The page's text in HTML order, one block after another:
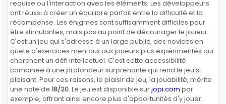
requise ou l'interaction avec les éléments. Les développeurs
ont réussi à créer un équilibre parfait entre la difficulté et la
récompense. Les énigmes sont suffisamment difficiles pour
être stimulantes, mais pas au point de décourager le joueur.
C'est un jeu qui s'adresse à un large public, des novices en
quête d'exercices mentaux aux joueurs plus expérimentés qui
cherchent un défi intellectuel. C'est cette accessibilité
combinée à une profondeur surprenante qui rend le jeu si
plaisant. Pour ces raisons, le plaisir de jeu, la jouabilité, mérite
une note de 18/20. Le jeu est disponible surjopi.com par
exemple, offrant ainsi encore plus d'opportunités d'y jouer.